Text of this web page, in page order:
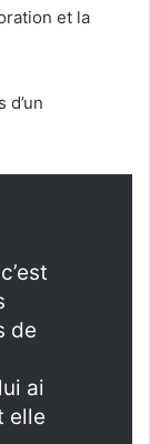
et la
de
ai
elle